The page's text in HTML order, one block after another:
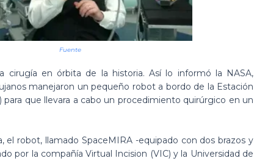
Fuente
cirugía en órbita de la historia. Así lo informó la NASA,
manejaron un pequeño robot a bordo de la Estación
para que llevara a cabo un procedimiento quirúrgico en un
el robot, llamado SpaceMIRA -equipado con dos brazos y
por la compañía Virtual Incision (VIC) y la Universidad de